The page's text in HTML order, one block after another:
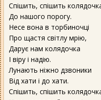
Спішить, спішить
До нашого порогу.
Несе вона в торбиночці
Про щастя світлу мрію,
Дарує нам колядочка
І віру і надію.
Лунають ніжно дзвоники
Від хати і до хати.
Спішить, спішить